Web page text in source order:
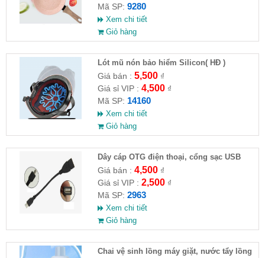
Mã SP: 9280
Xem chi tiết
Giỏ hàng
Lót mũ nón bảo hiểm Silicon( HĐ )
Giá bán : 5,500₫
Giá sỉ VIP : 4,500₫
Mã SP: 14160
Xem chi tiết
Giỏ hàng
Dây cáp OTG điện thoại, cổng sạc USB
Giá bán : 4,500₫
Giá sỉ VIP : 2,500₫
Mã SP: 2963
Xem chi tiết
Giỏ hàng
Chai vệ sinh lồng máy giặt, nước tẩy lồng